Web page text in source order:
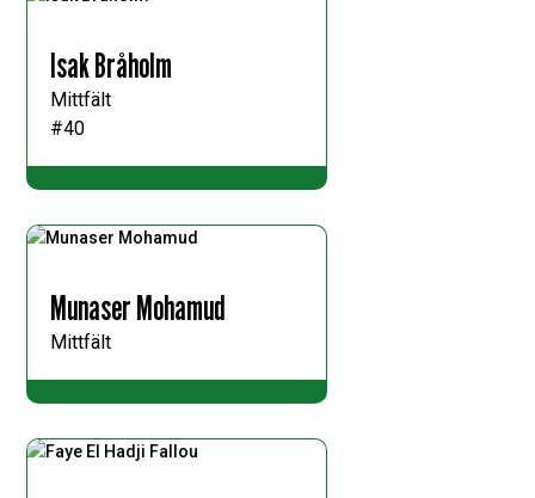
Isak Bråholm
Mittfält
#40
Munaser Mohamud
Mittfält